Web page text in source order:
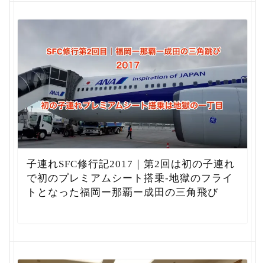
子連れSFC修行記2017｜第2回は初の子連れ
で初のプレミアムシート搭乗-地獄のフライ
トとなった福岡ー那覇ー成田の三角飛び